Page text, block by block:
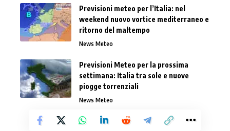
Previsioni meteo per l’Italia: nel
weekend nuovo vortice mediterraneo e
ritorno del maltempo
News Meteo
Previsioni Meteo per la prossima
settimana: Italia tra sole e nuove
piogge torrenziali
News Meteo